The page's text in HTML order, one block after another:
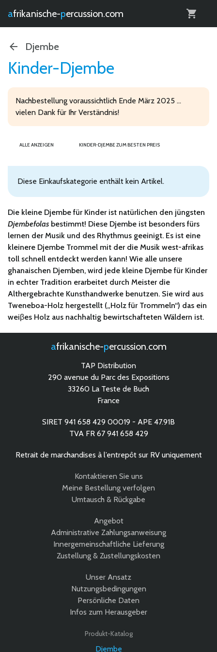
afrikanische- percussion.com
Djembe
Kinder-Djembe
Die kleine Djembe für Kinder ist natürlichen den jüngsten
Djembefolas bestimmt! Diese Djembe ist besonders fürs
lernen der Musik und des Rhythmus geeinigt. Es ist eine
kleinere Djembe Trommel mit der die Musik west-afrikas
toll schnell entdeckt werden kann! Wie alle unsere
ghanaischen Djemben, wird jede kleine Djembe für Kinder
in echter Tradition erarbeitet durch Meister die
Althergebrachte Kunsthandwerke benutzen. Sie wird aus
Tweneboa-Holz hergestellt („Holz für Trommeln“) das ein
weiβes Holz aus nachhaltig bewirtschafteten Wäldern ist.
Nachbestellung voraussichtlich Ende März 2025 ...
vielen Dank für Ihr Verständnis!
ALLE ANZEIGEN KINDER-DJEMBE ZUM BESTEN PREIS
Diese Einkaufskategorie enthält kein Artikel.
afrikanische- percussion.com
TAP Distribution
290 avenue du Parc des Expositions
33260 La Teste de Buch
France
SIRET 941 658 429 00019 - APE 47.91B
TVA FR 67 941 658 429
Retrait de marchandises à l’entrepôt sur RV uniquement
Kontaktieren Sie uns
Meine Bestellung verfolgen
Umtausch & Rückgabe
Angebot
Administrative Zahlungsanweisung
Innergemeinschaftliche Lieferung
Zustellung & Zustellungskosten
Unser Ansatz
Nutzungsbedingungen
Persönliche Daten
Infos zum Herausgeber
Produkt-Katalog
Djembe